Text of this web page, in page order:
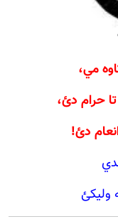
مي،
حرام دئ،
دئ!
وليکئ